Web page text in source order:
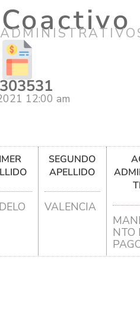
12:00 am
SEGUNDO
APELLIDO
VALENCIA
NTO